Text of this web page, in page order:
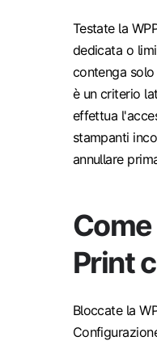
Testate la
dedicata o
contenga
è un criterio
effettua
stampanti
annullare
Print
Bloccate la